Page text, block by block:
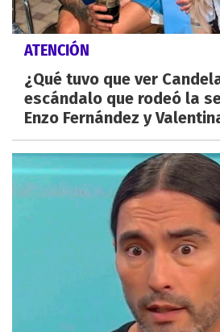
ATENCIÓN
¿Qué tuvo que ver
escándalo que rodeó la
Enzo Fernández y